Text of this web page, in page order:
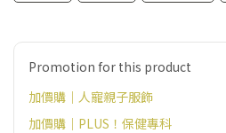
Promotion for this product
加價購｜人寵親子服飾
加價購｜PLUS！保健專科